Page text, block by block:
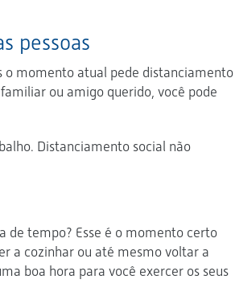
pessoas
o momento atual pede distanciamento
ou amigo querido, você pode
Distanciamento social não
de tempo? Esse é o momento certo
a cozinhar ou até mesmo voltar a
boa hora para você exercer os seus